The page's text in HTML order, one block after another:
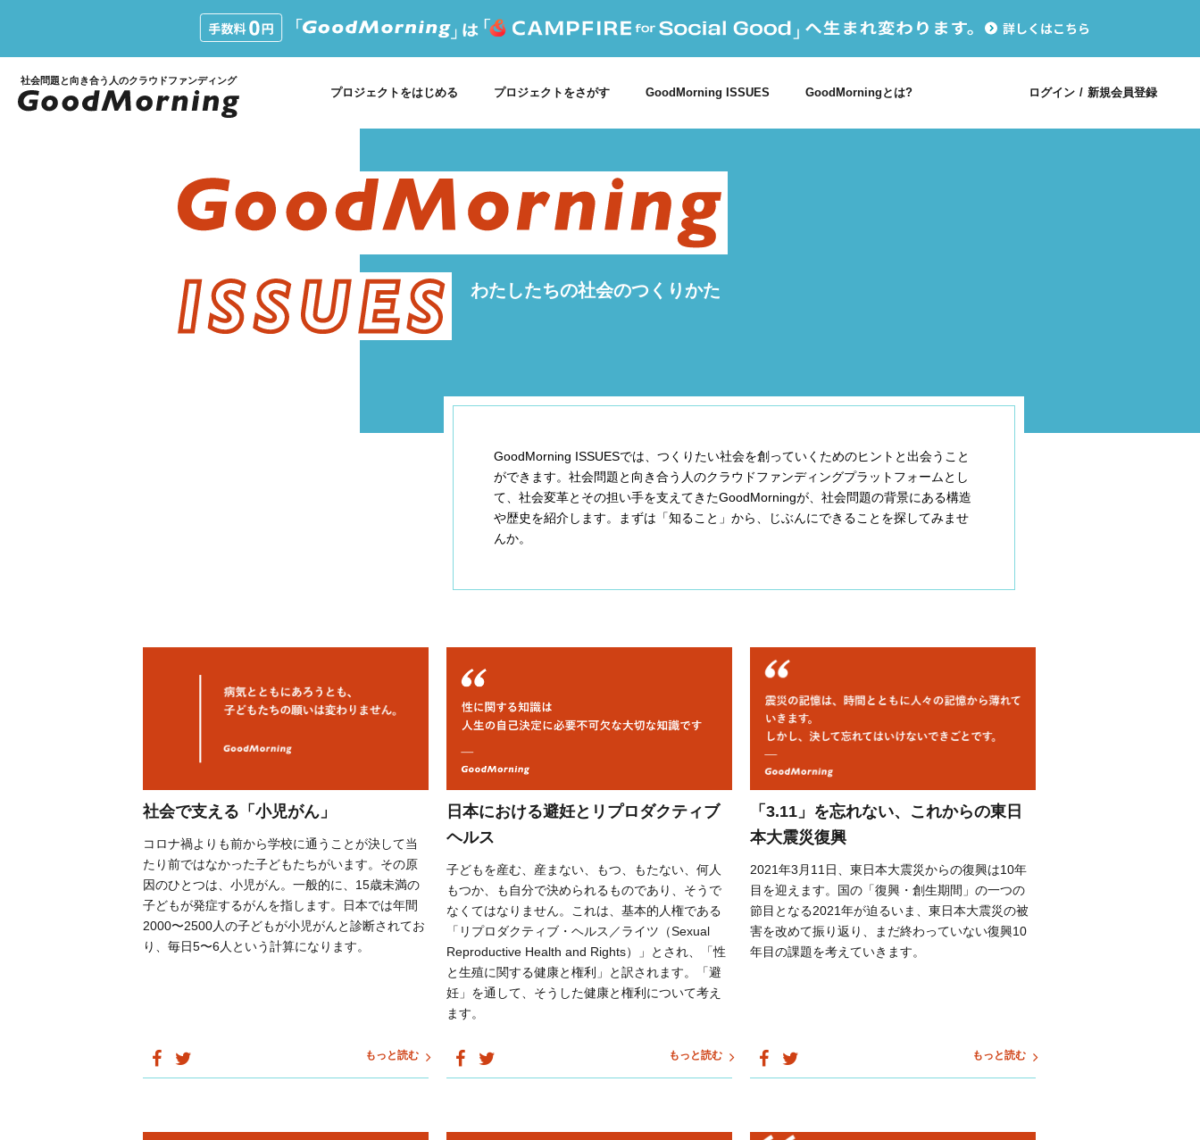
社会問題と向き合う人のクラウドファンディング
プロジェクトをはじめる プロジェクトをさがす GoodMorning ISSUES GoodMorningとは? ログイン / 新規会員登録
わたしたちの社会のつくりかた
GoodMorning ISSUESでは、つくりたい社会を創っていくためのヒントと出会うこと
ができます。社会問題と向き合う人のクラウドファンディングプラットフォームとし
て、社会変革とその担い手を支えてきたGoodMorningが、社会問題の背景にある構造
や歴史を紹介します。まずは「知ること」から、じぶんにできることを探してみませ
んか。
社会で支える「小児がん」
コロナ禍よりも前から学校に通うことが決して当
たり前ではなかった子どもたちがいます。その原
因のひとつは、小児がん。一般的に、15歳未満の
子どもが発症するがんを指します。日本では年間
2000〜2500人の子どもが小児がんと診断されてお
り、毎日5〜6人という計算になります。
もっと読む
日本における避妊とリプロダクティブ
ヘルス
子どもを産む、産まない、もつ、もたない、何人
もつか、も自分で決められるものであり、そうで
なくてはなりません。これは、基本的人権である
「リプロダクティブ・ヘルス／ライツ（Sexual
Reproductive Health and Rights）」とされ、「性
と生殖に関する健康と権利」と訳されます。「避
妊」を通して、そうした健康と権利について考え
ます。
もっと読む
「3.11」を忘れない、これからの東日
本大震災復興
2021年3月11日、東日本大震災からの復興は10年
目を迎えます。国の「復興・創生期間」の一つの
節目となる2021年が迫るいま、東日本大震災の被
害を改めて振り返り、まだ終わっていない復興10
年目の課題を考えていきます。
もっと読む